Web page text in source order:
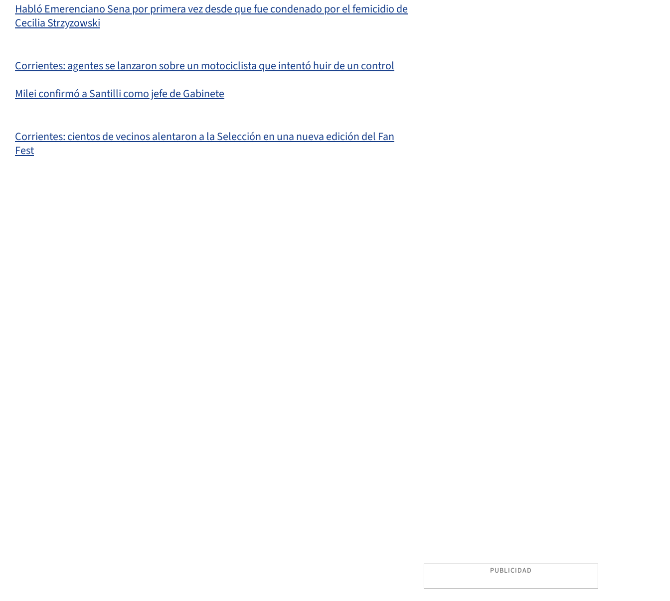
Habló Emerenciano Sena por primera vez desde que fue condenado por el femicidio de
Cecilia Strzyzowski
Corrientes: agentes se lanzaron sobre un motociclista que intentó huir de un control
Milei confirmó a Santilli como jefe de Gabinete
Corrientes: cientos de vecinos alentaron a la Selección en una nueva edición del Fan
Fest
PUBLICIDAD